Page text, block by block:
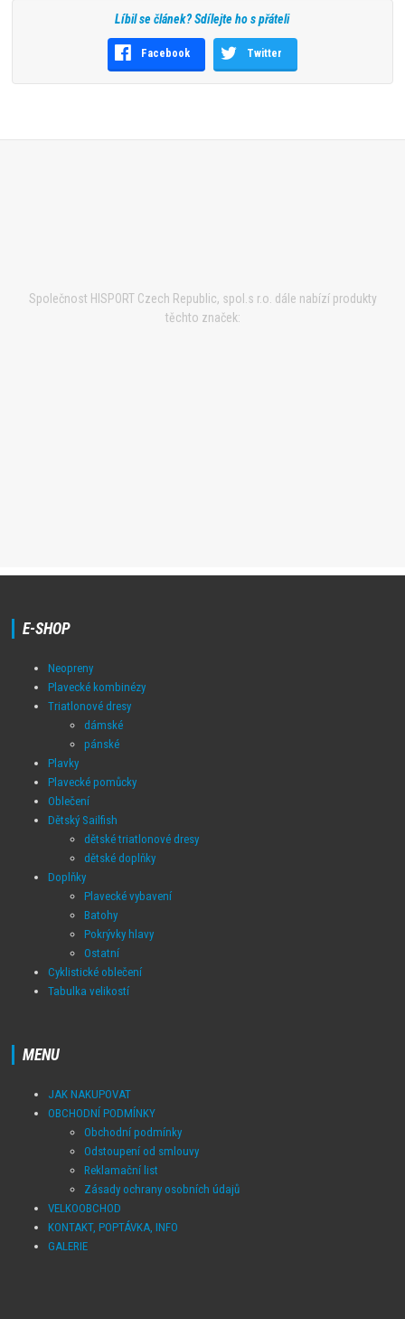
Líbil se článek? Sdílejte ho s přáteli
Facebook Twitter
Společnost HISPORT Czech Republic, spol.s r.o. dále nabízí produkty
těchto značek:
E-SHOP
Neopreny
Plavecké kombinézy
Triatlonové dresy
dámské
pánské
Plavky
Plavecké pomůcky
Oblečení
Dětský Sailfish
dětské triatlonové dresy
dětské doplňky
Doplňky
Plavecké vybavení
Batohy
Pokrývky hlavy
Ostatní
Cyklistické oblečení
Tabulka velikostí
MENU
JAK NAKUPOVAT
OBCHODNÍ PODMÍNKY
Obchodní podmínky
Odstoupení od smlouvy
Reklamační list
Zásady ochrany osobních údajů
VELKOOBCHOD
KONTAKT, POPTÁVKA, INFO
GALERIE